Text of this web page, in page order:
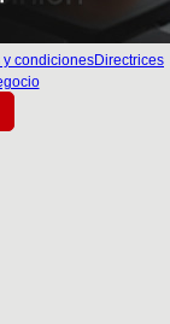
y condicionesDirectrices